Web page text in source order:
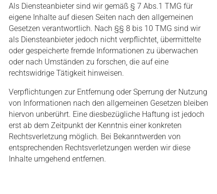
Als Diensteanbieter sind wir gemäß § 7 Abs.1 TMG für
eigene Inhalte auf diesen Seiten nach den allgemeinen
Gesetzen verantwortlich. Nach §§ 8 bis 10 TMG sind wir
als Diensteanbieter jedoch nicht verpflichtet, übermittelte
oder gespeicherte fremde Informationen zu überwachen
oder nach Umständen zu forschen, die auf eine
rechtswidrige Tätigkeit hinweisen.
Verpflichtungen zur Entfernung oder Sperrung der Nutzung
von Informationen nach den allgemeinen Gesetzen bleiben
hiervon unberührt. Eine diesbezügliche Haftung ist jedoch
erst ab dem Zeitpunkt der Kenntnis einer konkreten
Rechtsverletzung möglich. Bei Bekanntwerden von
entsprechenden Rechtsverletzungen werden wir diese
Inhalte umgehend entfernen.